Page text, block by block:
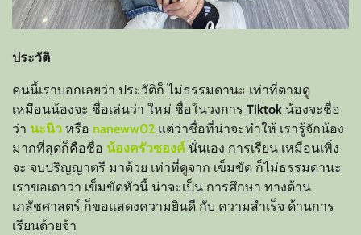
ประวัติ
คนนี้เราบอกเลยว่า ประวัติก็ ไม่ธรรมดานะ เท่าที่ตามดู
เหมือนน้องจะ ชื่อเล่นว่า ใหม่ ชื่อในวงการ Tiktok น้องจะชื่อ
ว่า นะนิว หรือ naneww02 แต่ว่าชื่อที่น่าจะทำให้ เรารู้จักน้อง
มากที่สุดก็คือชื่อ น้องครัวซองค์ นั่นเอง การเรียน เหมือนเพิ่ง
จะ จบปริญญาตรี มาด้วย เท่าที่ดูจาก เข็มขัด ก็ไม่ธรรมดานะ
เราขอเดาว่า เข็มขัดหัวนี้ น่าจะเป็น การศึกษา ทางด้าน
เภสัชศาสตร์ ก็ขอแสดงความยินดี กับ ความสำเร็จ ด้านการ
เรียนด้วยจ้า